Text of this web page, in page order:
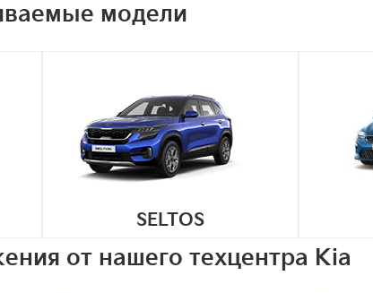
модели
SELTOS
от нашего техцентра Kia